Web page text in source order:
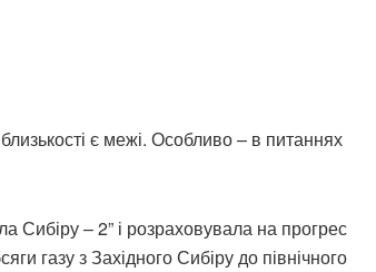
є межі. Особливо – в питаннях
Сибіру – 2” і розраховувала на прогрес
газу з Західного Сибіру до північного